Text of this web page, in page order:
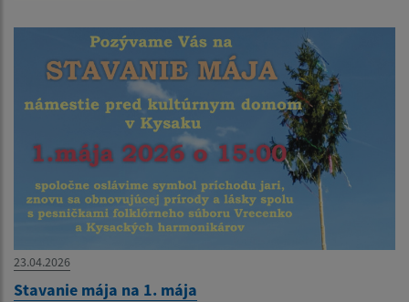
23.04.2026
Stavanie mája na 1. mája